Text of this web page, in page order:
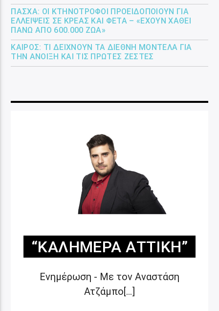
ΠΆΣΧΑ: ΟΙ ΚΤΗΝΟΤΡΌΦΟΙ ΠΡΟΕΙΔΟΠΟΙΟΎΝ ΓΙΑ
ΕΛΛΕΊΨΕΙΣ ΣΕ ΚΡΈΑΣ ΚΑΙ ΦΈΤΑ – «ΈΧΟΥΝ ΧΑΘΕΊ
ΠΆΝΩ ΑΠΌ 600.000 ΖΏΑ»
ΚΑΙΡΌΣ: ΤΙ ΔΕΊΧΝΟΥΝ ΤΑ ΔΙΕΘΝΉ ΜΟΝΤΈΛΑ ΓΙΑ
ΤΗΝ ΆΝΟΙΞΗ ΚΑΙ ΤΙΣ ΠΡΏΤΕΣ ΖΈΣΤΕΣ
“ΚΑΛΗΜΈΡΑ ΑΤΤΙΚΉ”
Ενημέρωση - Με τον Αναστάση
Ατζάμπο[...]